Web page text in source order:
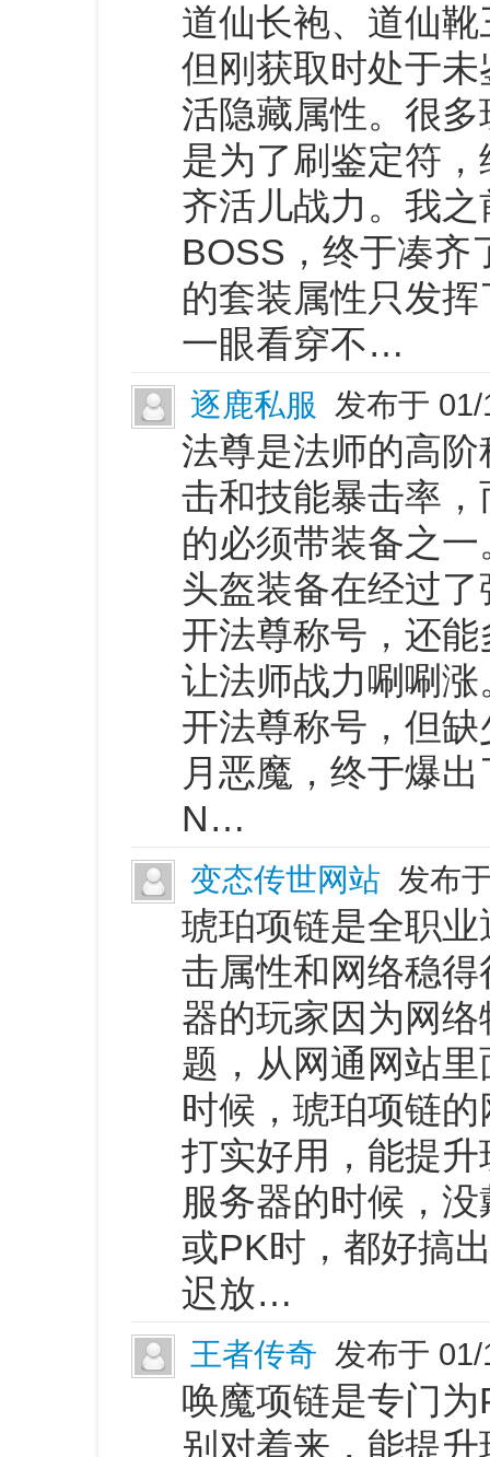
道仙长袍、道仙
但刚获取时处于
活隐藏属性。很
是为了刷鉴定符
齐活儿战力。我
BOSS，终于凑齐
的套装属性只发
一眼看穿不…
逐鹿私服 发布于
法尊是法师的高
击和技能暴击率
的必须带装备之
头盔装备在经过
开法尊称号，还
让法师战力唰唰
开法尊称号，但
月恶魔，终于爆
N…
变态传世网站 发布
琥珀项链是全职
击属性和网络稳
器的玩家因为网
题，从网通网站
时候，琥珀项链
打实好用，能提
服务器的时候，
或PK时，都好搞
迟放…
王者传奇 发布于
唤魔项链是专门
别对着来，能提